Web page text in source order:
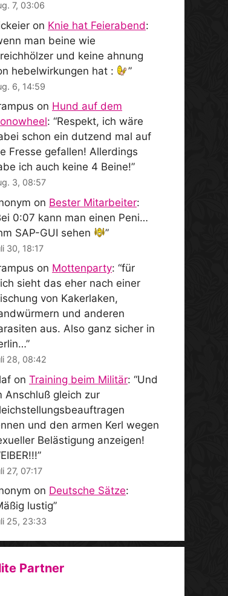
7, 03:06
on Knie hat Feierabend:
man beine wie
und keine ahnung
hebelwirkungen hat :
”
6, 14:59
on Hund auf dem
: “Respekt, ich wäre
schon ein dutzend mal auf
Fresse gefallen! Allerdings
ich auch keine 4 Beine!”
3, 08:57
on Bester Mitarbeiter:
0:07 kann man einen Peni…
SAP-GUI sehen
”
30, 18:17
on Mottenparty: “für
sieht das eher nach einer
von Kakerlaken,
und anderen
aus. Also ganz sicher in
”
28, 08:42
on Training beim Militär: “Und
Anschluß gleich zur
und den armen Kerl wegen
Belästigung anzeigen!
”
27, 07:17
on Deutsche Sätze:
lustig”
25, 23:33
Partner